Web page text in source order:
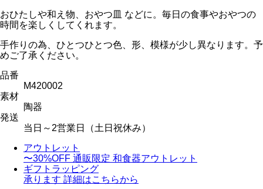
おひたしや和え物、おやつ皿 などに。毎日の食事やおやつの
時間を楽しくしてくれます。
手作りの為、ひとつひとつ色、形、模様が少し異なります。予
めご了承ください。
品番
M420002
素材
陶器
発送
当日～2営業日（土日祝休み）
アウトレット
〜30%OFF 通販限定 和食器アウトレット
ギフトラッピング
承ります 詳細はこちらから